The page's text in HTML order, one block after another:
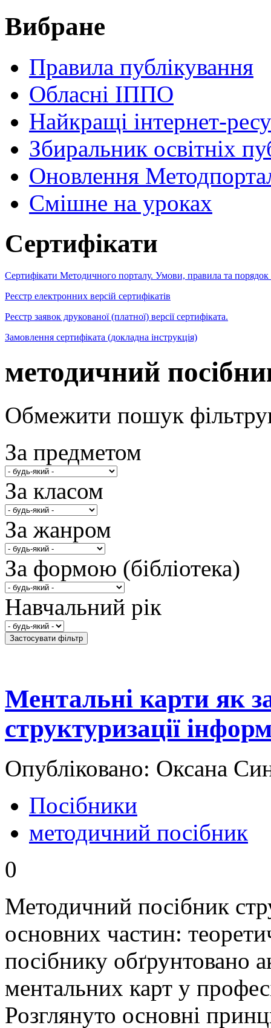
Вибране
Правила публікування
Обласні ІППО
Найкращі інтернет-
Збиральник освітніх
Оновлення
Cмішне на уроках
Сертифікати
Сертифікати Методичного порталу. Умови, правила та порядок
Реєстр електронних версій сертифікатів
Реєстр заявок друкованої (платної) версії сертифіката.
Замовлення сертифіката (докладна інструкція)
методичний
Обмежити пошук
За предметом
За класом
За жанром
За формою (бібліотека)
Навчальний рік
Ментальні карти як
структуризації
Опубліковано: Оксана
Посібники
методичний посібник
0
Методичний посібник
основних частин:
посібнику обґрунтовано
ментальних карт у
Розглянуто основні